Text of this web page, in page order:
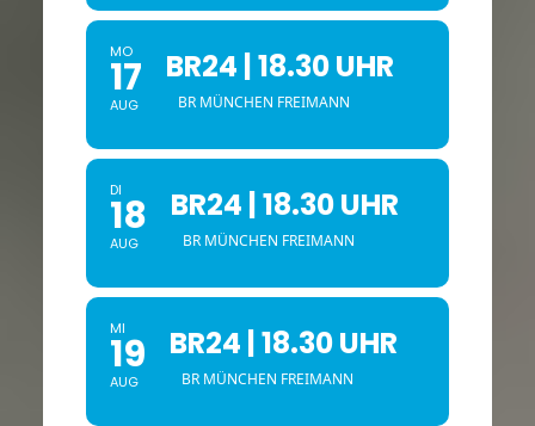
MO
17
AUG
BR24 | 18.30 UHR
BR MÜNCHEN FREIMANN
DI
18
AUG
BR24 | 18.30 UHR
BR MÜNCHEN FREIMANN
MI
19
AUG
BR24 | 18.30 UHR
BR MÜNCHEN FREIMANN